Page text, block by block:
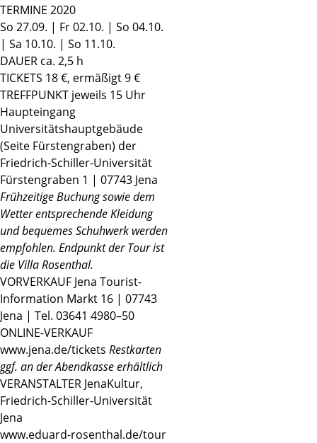
TERMINE 2020
So 27.09. | Fr 02.10. | So 04.10.
| Sa 10.10. | So 11.10.
DAUER ca. 2,5 h
TICKETS 18 €, ermäßigt 9 €
TREFFPUNKT jeweils 15 Uhr
Haupteingang
Universitätshauptgebäude
(Seite Fürstengraben) der
Friedrich-Schiller-Universität
Fürstengraben 1 | 07743 Jena
Frühzeitige Buchung sowie dem
Wetter entsprechende Kleidung
und bequemes Schuhwerk werden
empfohlen. Endpunkt der Tour ist
die Villa Rosenthal.
VORVERKAUF Jena Tourist-
Information Markt 16 | 07743
Jena | Tel. 03641 4980–50
ONLINE-VERKAUF
www.jena.de/tickets Restkarten
ggf. an der Abendkasse erhältlich
VERANSTALTER JenaKultur,
Friedrich-Schiller-Universität
Jena
www.eduard-rosenthal.de/tour